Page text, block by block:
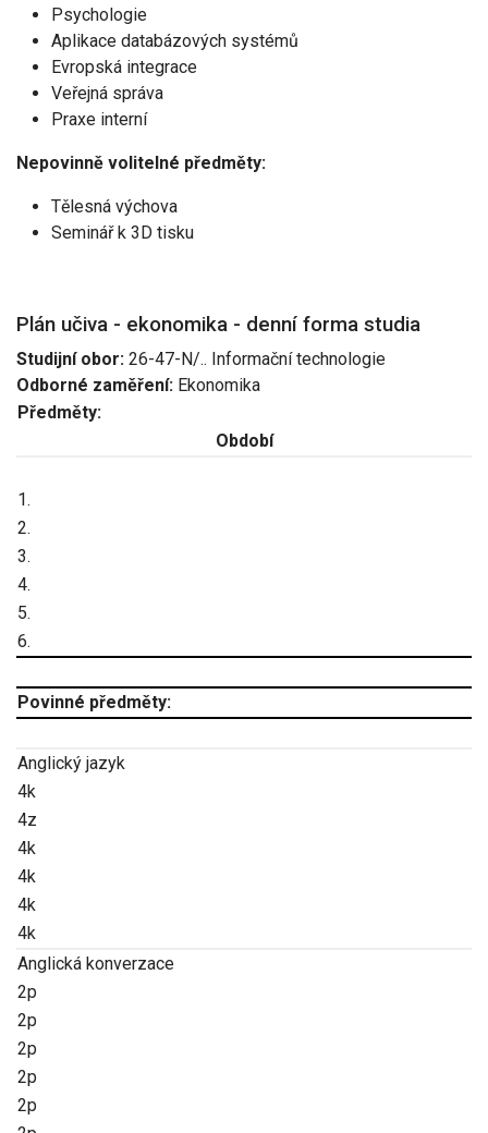
Psychologie
Aplikace databázových systémů
Evropská integrace
Veřejná správa
Praxe interní
Nepovinně volitelné předměty:
Tělesná výchova
Seminář k 3D tisku
Plán učiva - ekonomika - denní forma studia
Studijní obor: 26-47-N/.. Informační technologie
Odborné zaměření: Ekonomika
Předměty:
Období
1.
2.
3.
4.
5.
6.
Povinné předměty:
Anglický jazyk
4k
4z
4k
4k
4k
4k
Anglická konverzace
2p
2p
2p
2p
2p